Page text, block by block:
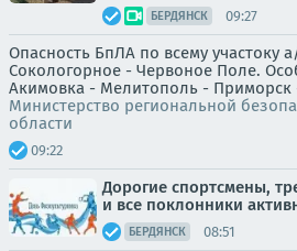
БЕРДЯНСК 09:27
Опасность БпЛА по всему участоку
Сокологорное - Червоное Поле.
Акимовка - Мелитополь - Приморск
Министерство региональной
области
09:22
Дорогие спортсмены,
и все поклонники
БЕРДЯНСК 08:51